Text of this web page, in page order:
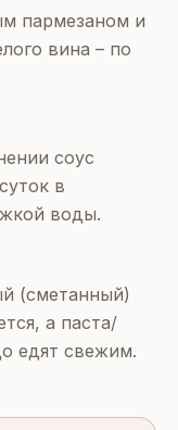
пармезаном и
вина – по
соус
в
воды.
(сметанный)
а паста/
едят свежим.